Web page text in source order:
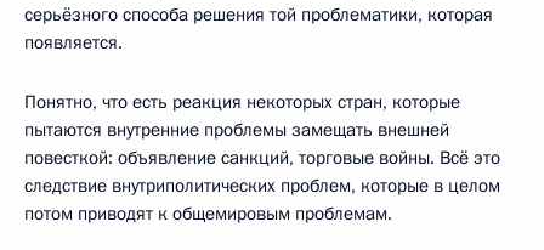
серьёзного способа решения той проблематики, которая
появляется.
Понятно, что есть реакция некоторых стран, которые
пытаются внутренние проблемы замещать внешней
повесткой: объявление санкций, торговые войны. Всё это
следствие внутриполитических проблем, которые в целом
потом приводят к общемировым проблемам.